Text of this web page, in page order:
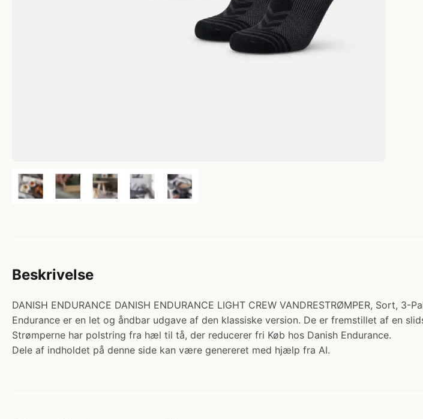
Beskrivelse
DANISH ENDURANCE DANISH ENDURANCE LIGHT CREW VANDRESTRØMPER, Sort,
Endurance er en let og åndbar udgave af den klassiske version. De er fremstillet af en
Strømperne har polstring fra hæl til tå, der reducerer fri Køb hos Danish Endurance.
Dele af indholdet på denne side kan være genereret med hjælp fra AI.